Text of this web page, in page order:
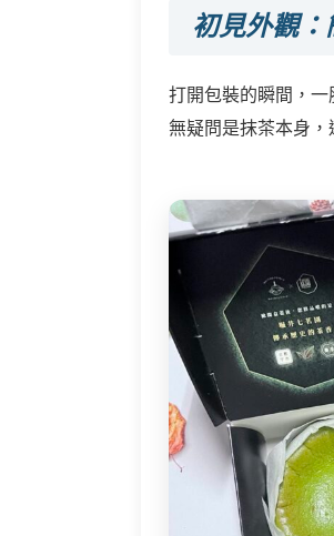
初見外觀
打開包裝的瞬間，
無疑問是抹茶本身，